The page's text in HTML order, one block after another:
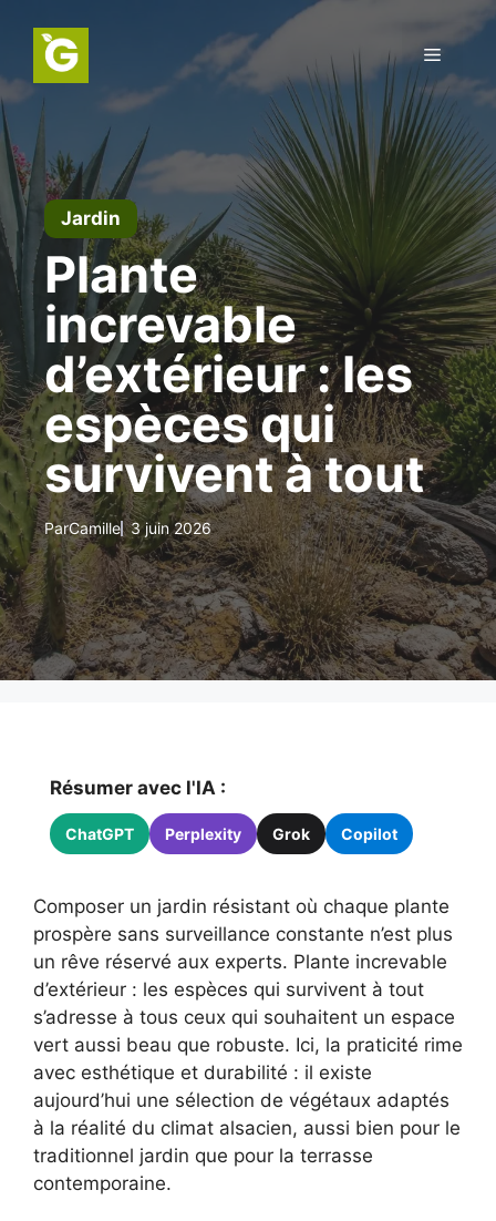
contenu
Menu
Jardin
Plante
increvable
d’extérieur : les
espèces qui
survivent à tout
ParCamille 3 juin 2026
Résumer avec l'IA :
ChatGPT Perplexity Grok Copilot
Composer un jardin résistant où chaque plante
prospère sans surveillance constante n’est plus
un rêve réservé aux experts. Plante increvable
d’extérieur : les espèces qui survivent à tout
s’adresse à tous ceux qui souhaitent un espace
vert aussi beau que robuste. Ici, la praticité rime
avec esthétique et durabilité : il existe
aujourd’hui une sélection de végétaux adaptés
à la réalité du climat alsacien, aussi bien pour le
traditionnel jardin que pour la terrasse
contemporaine.